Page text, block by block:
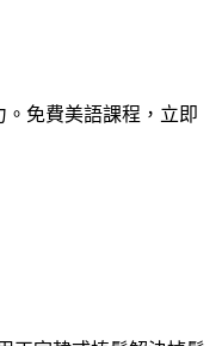
免費美語課程，立即